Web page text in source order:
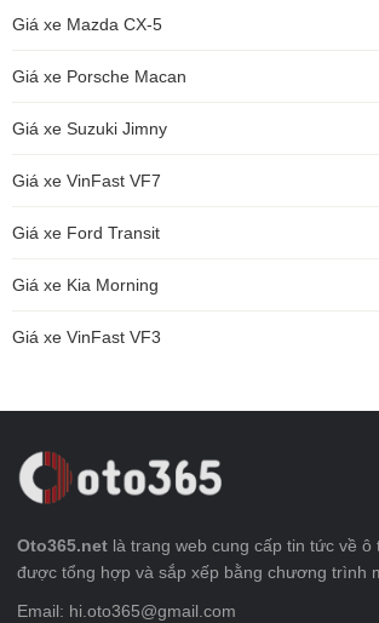
Giá xe Mazda CX-5
Giá xe Porsche Macan
Giá xe Suzuki Jimny
Giá xe VinFast VF7
Giá xe Ford Transit
Giá xe Kia Morning
Giá xe VinFast VF3
Oto365.net là trang web cung cấp tin tức về ô
được tổng hợp và sắp xếp bằng chương trình
Email: hi.oto365@gmail.com